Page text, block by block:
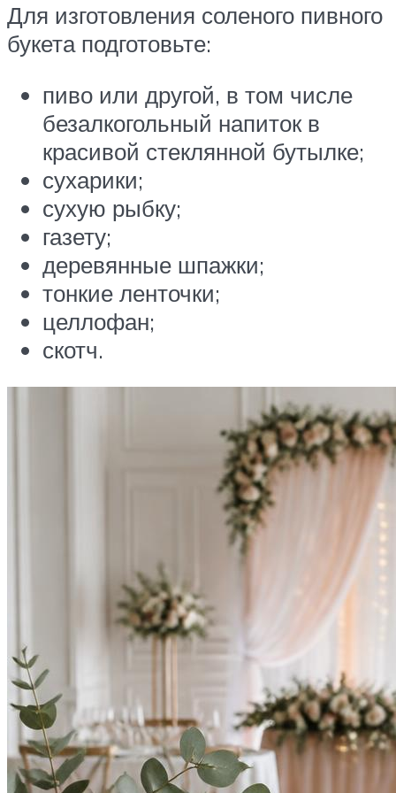
Для изготовления соленого пивного
букета подготовьте:
пиво или другой, в том числе
безалкогольный напиток в
красивой стеклянной бутылке;
сухарики;
сухую рыбку;
газету;
деревянные шпажки;
тонкие ленточки;
целлофан;
скотч.